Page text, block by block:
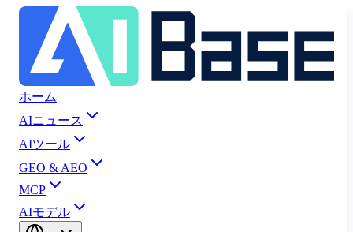
ホーム
AIニュース
AIツール
GEO & AEO
MCP
AIモデル